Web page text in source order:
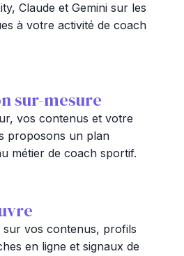
Claude et Gemini sur les
à votre activité de coach
sur-mesure
vos contenus et votre
proposons un plan
métier de coach sportif.
vos contenus, profils
en ligne et signaux de